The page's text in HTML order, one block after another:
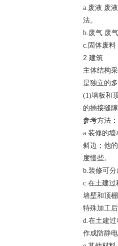
a.废液 废
法。
b.废气 废
c.固体废
2.建筑
主体结构
是独立的
(1)墙板和
的插接缝
参考方法：
a.装修的
斜边；他
度慢些。
b.装修可
c.在土建
墙壁和顶
特殊加工
d.在土建
作成防静